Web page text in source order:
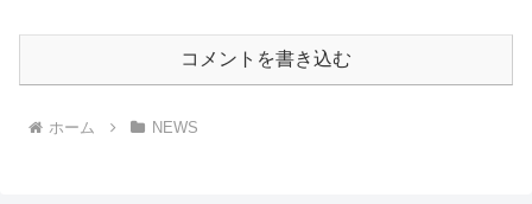
コメントを書き込む
ホーム NEWS